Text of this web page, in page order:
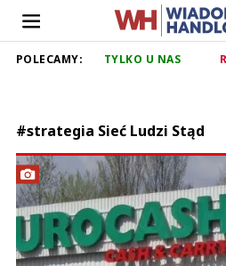
POLECAMY: TYLKO U NAS
#strategia Sieć Ludzi Stąd